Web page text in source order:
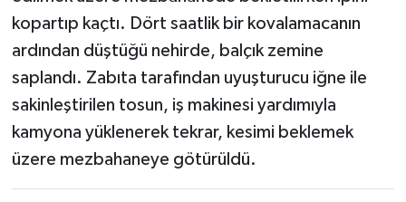
kopartıp kaçtı. Dört saatlik bir kovalamacanın
ardından düştüğü nehirde, balçık zemine
saplandı. Zabıta tarafından uyuşturucu iğne ile
sakinleştirilen tosun, iş makinesi yardımıyla
kamyona yüklenerek tekrar, kesimi beklemek
üzere mezbahaneye götürüldü.